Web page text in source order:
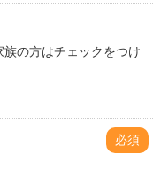
の方はチェックをつけ
必須